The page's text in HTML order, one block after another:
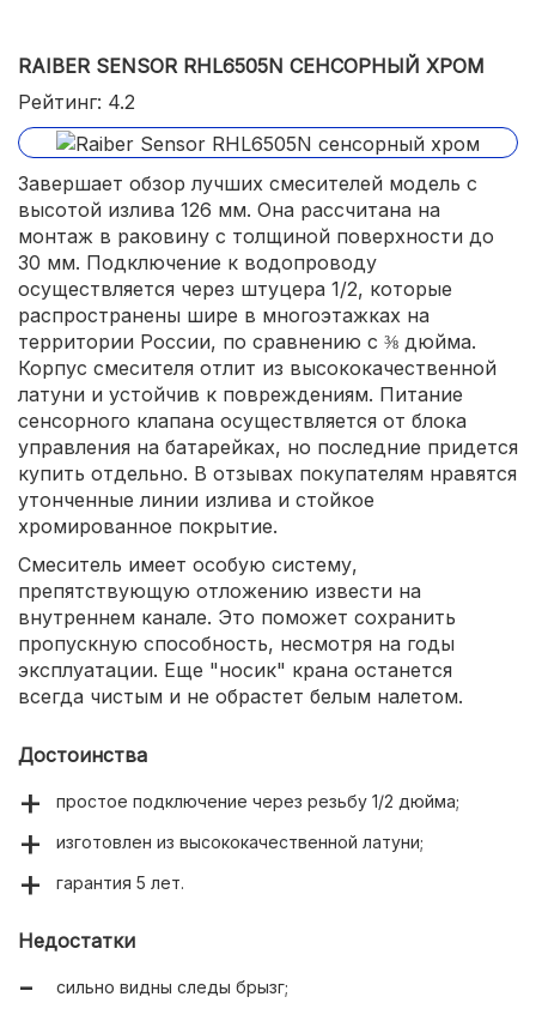
RAIBER SENSOR RHL6505N СЕНСОРНЫЙ ХРОМ
Рейтинг: 4.2
Завершает обзор лучших смесителей модель с
высотой излива 126 мм. Она рассчитана на
монтаж в раковину с толщиной поверхности до
30 мм. Подключение к водопроводу
осуществляется через штуцера 1/2, которые
распространены шире в многоэтажках на
территории России, по сравнению с ⅜ дюйма.
Корпус смесителя отлит из высококачественной
латуни и устойчив к повреждениям. Питание
сенсорного клапана осуществляется от блока
управления на батарейках, но последние придется
купить отдельно. В отзывах покупателям нравятся
утонченные линии излива и стойкое
хромированное покрытие.
Смеситель имеет особую систему,
препятствующую отложению извести на
внутреннем канале. Это поможет сохранить
пропускную способность, несмотря на годы
эксплуатации. Еще "носик" крана останется
всегда чистым и не обрастет белым налетом.
Достоинства
простое подключение через резьбу 1/2 дюйма;
изготовлен из высококачественной латуни;
гарантия 5 лет.
Недостатки
сильно видны следы брызг;